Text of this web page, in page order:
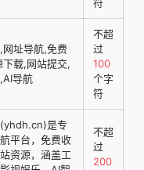
址导航,免费
下载,网站提交,
导航
不超
过
100
个字
符
是专
平台，免费收
资源，涵盖工
不超
过
200